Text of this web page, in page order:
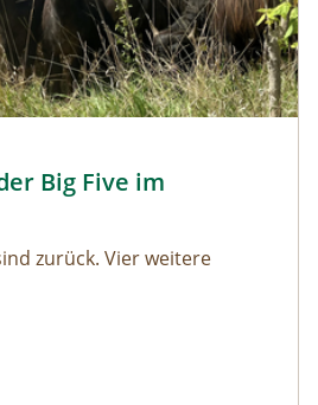
der Big Five im
Big Five im
zurück. Vier weitere